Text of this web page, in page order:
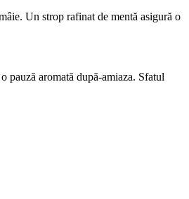
Un strop rafinat de mentă asigură o
pauză aromată după-amiaza. Sfatul